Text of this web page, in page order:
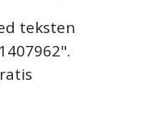
teksten